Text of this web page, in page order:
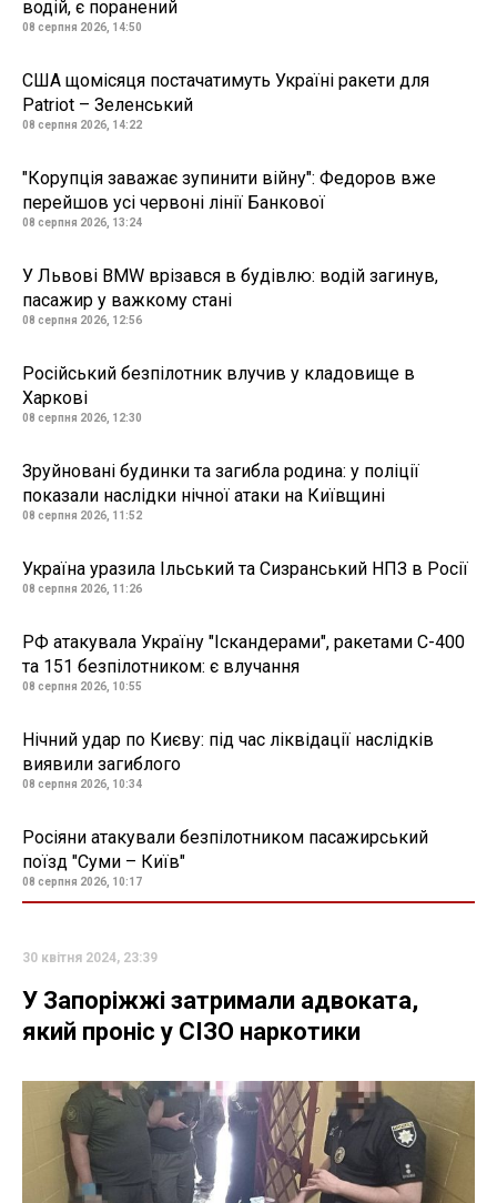
водій, є поранений
08 серпня 2026, 14:50
США щомісяця постачатимуть Україні ракети для
Patriot – Зеленський
08 серпня 2026, 14:22
"Корупція заважає зупинити війну": Федоров вже
перейшов усі червоні лінії Банкової
08 серпня 2026, 13:24
У Львові BMW врізався в будівлю: водій загинув,
пасажир у важкому стані
08 серпня 2026, 12:56
Російський безпілотник влучив у кладовище в
Харкові
08 серпня 2026, 12:30
Зруйновані будинки та загибла родина: у поліції
показали наслідки нічної атаки на Київщині
08 серпня 2026, 11:52
Україна уразила Ільський та Сизранський НПЗ в Росії
08 серпня 2026, 11:26
РФ атакувала Україну "Іскандерами", ракетами С-400
та 151 безпілотником: є влучання
08 серпня 2026, 10:55
Нічний удар по Києву: під час ліквідації наслідків
виявили загиблого
08 серпня 2026, 10:34
Росіяни атакували безпілотником пасажирський
поїзд "Суми – Київ"
08 серпня 2026, 10:17
30 квітня 2024, 23:39
У Запоріжжі затримали адвоката,
який проніс у СІЗО наркотики